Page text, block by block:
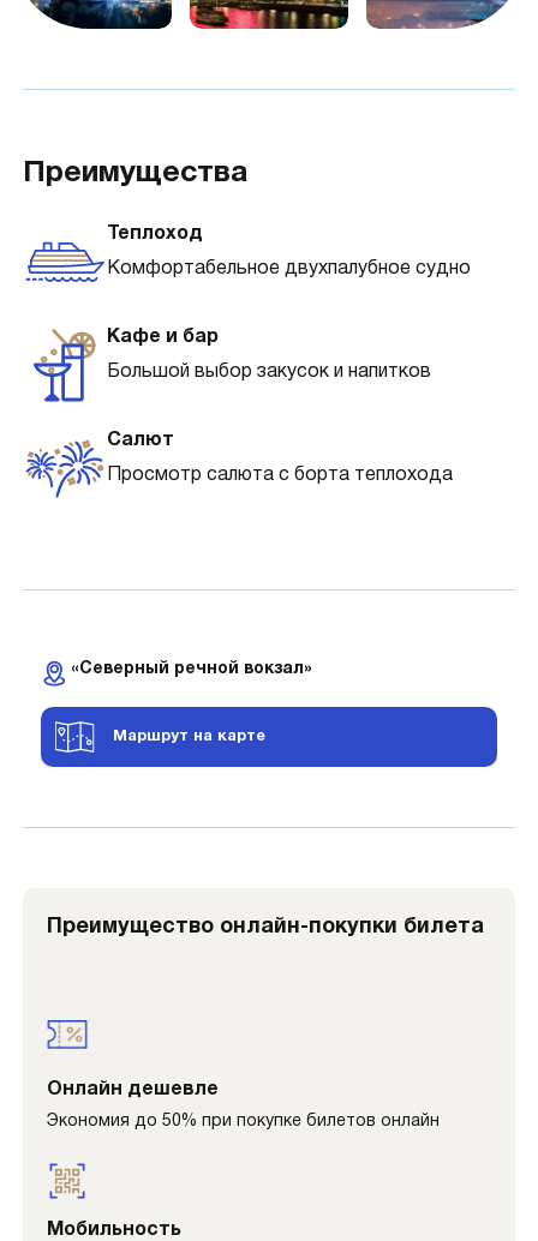
Преимущества
Теплоход
Комфортабельное двухпалубное судно
Кафе и бар
Большой выбор закусок и напитков
Салют
Просмотр салюта с борта теплохода
«Северный речной вокзал»
Маршрут на карте
Преимущество онлайн-покупки билета
Онлайн дешевле
Экономия до 50% при покупке билетов онлайн
Мобильность